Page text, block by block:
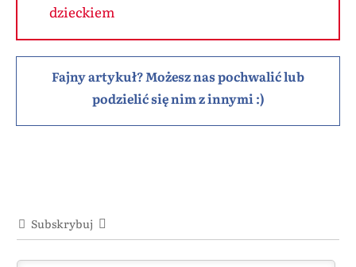
dzieckiem
Fajny artykuł? Możesz nas pochwalić lub
podzielić się nim z innymi :)
Subskrybuj